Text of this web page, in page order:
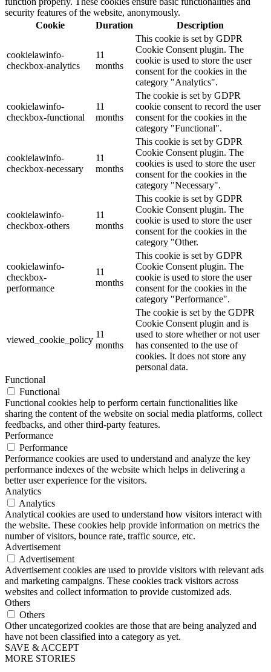
security features of the website, anonymously.
Cookie
Duration Description
cookielawinfo-
checkbox-analytics
11
months
This cookie is set by GDPR
Cookie Consent plugin. The
cookie is used to store the user
consent for the cookies in the
category "Analytics".
cookielawinfo-
checkbox-functional
11
months
The cookie is set by GDPR
cookie consent to record the user
consent for the cookies in the
category "Functional".
cookielawinfo-
checkbox-necessary
11
months
This cookie is set by GDPR
Cookie Consent plugin. The
cookies is used to store the user
consent for the cookies in the
category "Necessary".
cookielawinfo-
checkbox-others
11
months
This cookie is set by GDPR
Cookie Consent plugin. The
cookie is used to store the user
consent for the cookies in the
category "Other.
cookielawinfo-
checkbox-
performance
11
months
This cookie is set by GDPR
Cookie Consent plugin. The
cookie is used to store the user
consent for the cookies in the
category "Performance".
viewed_cookie_policy
11
months
The cookie is set by the GDPR
Cookie Consent plugin and is
used to store whether or not user
has consented to the use of
cookies. It does not store any
personal data.
Functional
Functional
Functional cookies help to perform certain functionalities like
sharing the content of the website on social media platforms, collect
feedbacks, and other third-party features.
Performance
Performance
Performance cookies are used to understand and analyze the key
performance indexes of the website which helps in delivering a
better user experience for the visitors.
Analytics
Analytics
Analytical cookies are used to understand how visitors interact with
the website. These cookies help provide information on metrics the
number of visitors, bounce rate, traffic source, etc.
Advertisement
Advertisement
Advertisement cookies are used to provide visitors with relevant ads
and marketing campaigns. These cookies track visitors across
websites and collect information to provide customized ads.
Others
Others
Other uncategorized cookies are those that are being analyzed and
have not been classified into a category as yet.
SAVE & ACCEPT
MORE STORIES